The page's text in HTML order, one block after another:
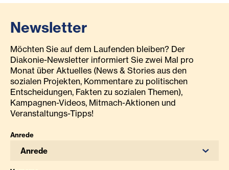
Newsletter
Möchten Sie auf dem Laufenden bleiben? Der
Diakonie-Newsletter informiert Sie zwei Mal pro
Monat über Aktuelles (News & Stories aus den
sozialen Projekten, Kommentare zu politischen
Entscheidungen, Fakten zu sozialen Themen),
Kampagnen-Videos, Mitmach-Aktionen und
Veranstaltungs-Tipps!
Anrede
Anrede